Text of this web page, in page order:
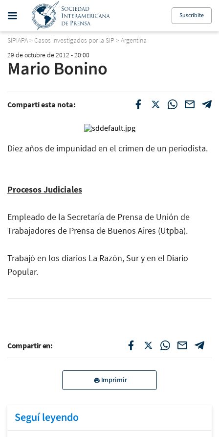
Suscribite
SIPIAPA> Casos Investigados por la SIP > Argentina
29 de octubre de 2012 - 20:00
Mario Bonino
Compartí esta nota:
Diez años de impunidad en el crimen de un periodista.
Procesos Judiciales
Empleado de la Secretaría de Prensa de Unión de
Trabajadores de Prensa de Buenos Aires (Utpba).
Trabajó en los diarios La Razón, Sur y en el Diario
Popular.
Compartir en:
Imprimir
Seguí leyendo